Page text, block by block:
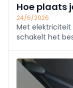
Hoe plaats
24/6/2026
Met elektriciteit
schakelt het
mét kennis?
zullen